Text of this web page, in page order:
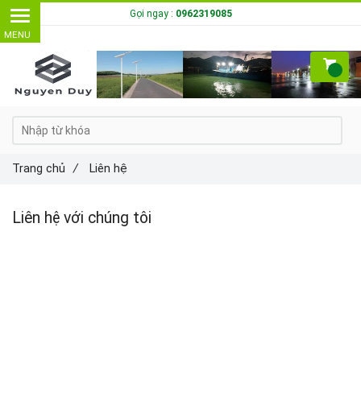
Liên hệ với chúng tôi
Trang chủ / Liên hệ
Gọi ngay : 0962319085